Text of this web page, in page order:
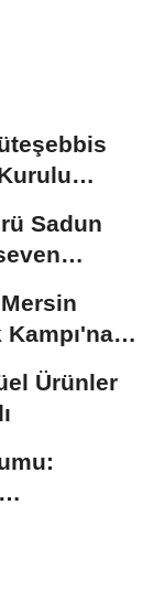
Sadun
Ürünler